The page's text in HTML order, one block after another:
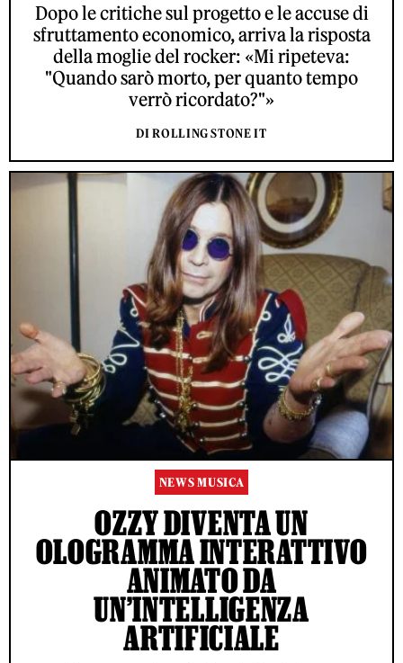
Dopo le critiche sul progetto e le accuse di
sfruttamento economico, arriva la risposta
della moglie del rocker: «Mi ripeteva:
"Quando sarò morto, per quanto tempo
verrò ricordato?"»
DI ROLLING STONE IT
NEWS MUSICA
OZZY DIVENTA UN
OLOGRAMMA INTERATTIVO
ANIMATO DA
UN’INTELLIGENZA
ARTIFICIALE